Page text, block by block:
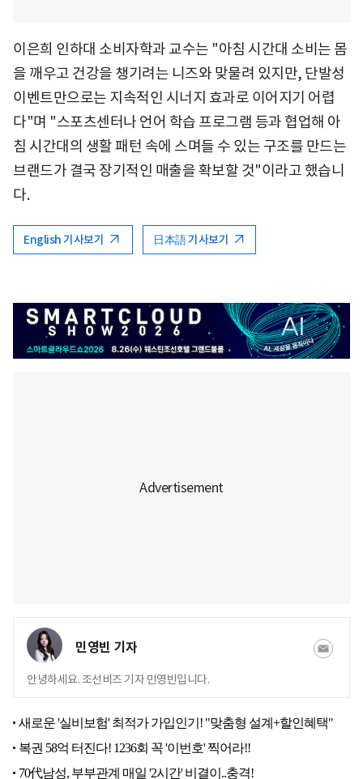
이은희 인하대 소비자학과 교수는 "아침 시간대 소비는 몸
을 깨우고 건강을 챙기려는 니즈와 맞물려 있지만, 단발성
이벤트만으로는 지속적인 시너지 효과로 이어지기 어렵
다"며 "스포츠센터나 언어 학습 프로그램 등과 협업해 아
침 시간대의 생활 패턴 속에 스며들 수 있는 구조를 만드는
브랜드가 결국 장기적인 매출을 확보할 것"이라고 했습니
다.
English 기사보기 日本語 기사보기
민영빈 기자
안녕하세요. 조선비즈 기자 민영빈입니다.